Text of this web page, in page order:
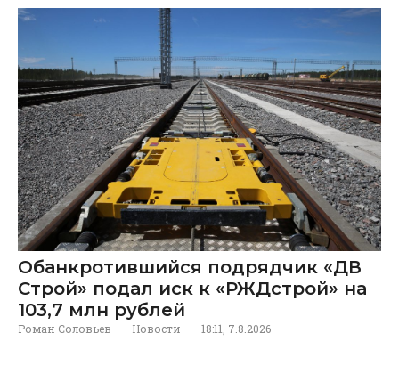
Обанкротившийся подрядчик «ДВ
Строй» подал иск к «РЖДстрой» на
103,7 млн рублей
Роман Соловьев · Новости · 18:11, 7.8.2026